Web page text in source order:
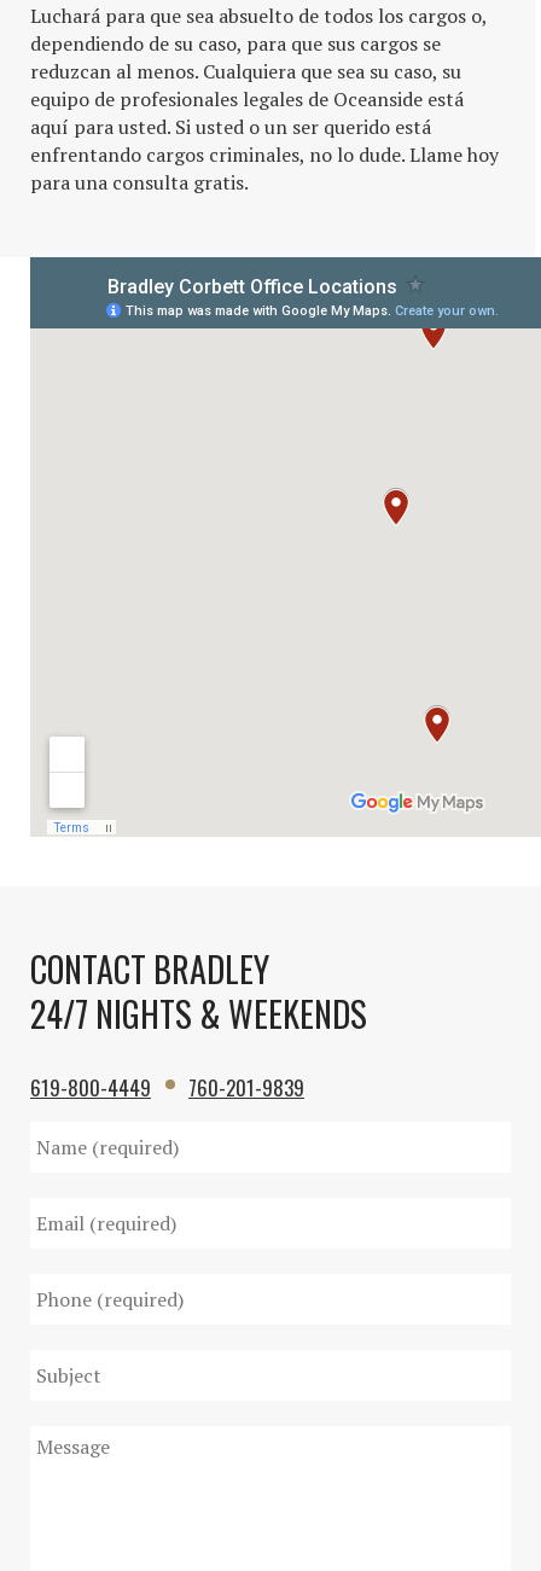
Luchará para que sea absuelto de todos los cargos o,
dependiendo de su caso, para que sus cargos se
reduzcan al menos. Cualquiera que sea su caso, su
equipo de profesionales legales de Oceanside está
aquí para usted. Si usted o un ser querido está
enfrentando cargos criminales, no lo dude. Llame hoy
para una consulta gratis.
CONTACT BRADLEY
24/7 NIGHTS & WEEKENDS
619-800-4449 760-201-9839